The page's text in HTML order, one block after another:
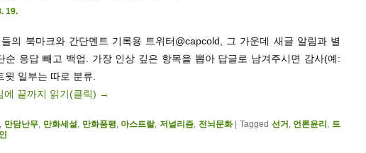
19.
의 북마크와 간단멘트 기록용 트위터@capcold, 그 가운데 새글 알림과 별
순 응답 빼고 백업. 가장 인상 깊은 항목을 뽑아 답글로 남겨주시면 감사(예:
윗 일부는 따로 분류.
에 끝까지 읽기(클릭) →
, 만담난무, 만화세설, 만화품평, 아스트랄, 저널리즘, 전뇌문화 |Tagged 선거 , 언론윤리 ,트